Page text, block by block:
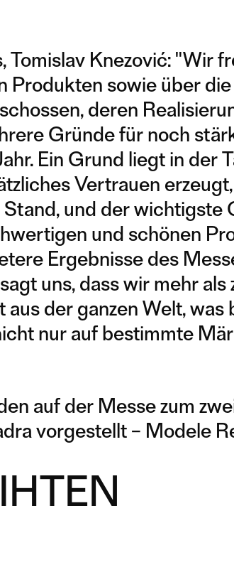
Knezović: "Wir
Produkten sowie über
deren
Gründe für noch
Ein Grund liegt in der
Vertrauen
und der wichtigste
und schönen
Ergebnisse des
uns, dass wir mehr als
der ganzen Welt, was
nur auf bestimmte
auf der Messe zum
vorgestellt – Modele